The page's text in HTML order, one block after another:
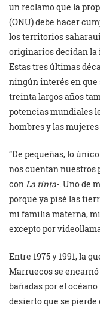
un reclamo que la
(ONU) debe hacer
los territorios
originarios decidan la
Estas tres últimas
ningún interés en que
treinta largos años
potencias mundiales
hombres y las
“De pequeñas, lo
nos cuentan nuestros
con La tinta-. Uno de
porque ya pisé las
mi familia materna,
excepto por
Entre 1975 y 1991, la
Marruecos se
bañadas por el
desierto que se pierde